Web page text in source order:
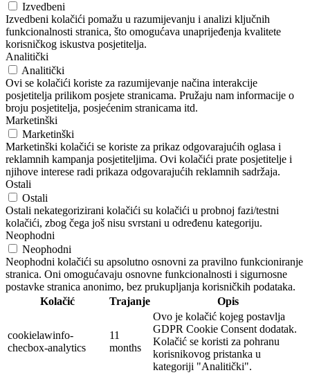
Izvedbeni
Izvedbeni kolačići pomažu u razumijevanju i analizi ključnih
funkcionalnosti stranica, što omogućava unaprijeđenja kvalitete
korisničkog iskustva posjetitelja.
Analitički
Analitički
Ovi se kolačići koriste za razumijevanje načina interakcije
posjetitelja prilikom posjete stranicama. Pružaju nam informacije o
broju posjetitelja, posjećenim stranicama itd.
Marketinški
Marketinški
Marketinški kolačići se koriste za prikaz odgovarajućih oglasa i
reklamnih kampanja posjetiteljima. Ovi kolačići prate posjetitelje i
njihove interese radi prikaza odgovarajućih reklamnih sadržaja.
Ostali
Ostali
Ostali nekategorizirani kolačići su kolačići u probnoj fazi/testni
kolačići, zbog čega još nisu svrstani u određenu kategoriju.
Neophodni
Neophodni
Neophodni kolačići su apsolutno osnovni za pravilno funkcioniranje
stranica. Oni omogućavaju osnovne funkcionalnosti i sigurnosne
postavke stranica anonimo, bez prukupljanja korisničkih podataka.
Kolačić
Trajanje Opis
cookielawinfo-
checbox-analytics
11
months
Ovo je kolačić kojeg postavlja
GDPR Cookie Consent dodatak.
Kolačić se koristi za pohranu
korisnikovog pristanka u
kategoriji "Analitički".